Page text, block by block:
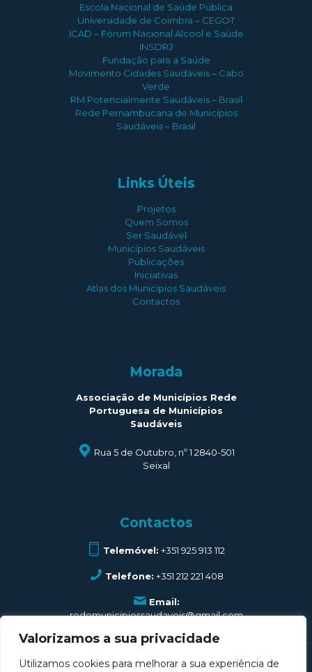
Valorizamos a sua privacidade
Utilizamos cookies para melhorar a sua experiência de
Escola Nacional de Saúde Pública
Universidade de Coimbra – CEGOT
ICAD – Fórum Nacional Alcool e Saúde
INSDRJ
Fundação para a Saúde
Movimento Cidades Saudáveis – Cabo
Verde
RM Potencialmente Saudáveis – Brasil
Rede Pernambucana de Municípios
Saudáveis – Brasil
Links Úteis
Projetos
Quem Somos
Ser Saudável
Municípios Saudáveis
Publicações
Iniciativas
Atlas dos Municípios Saudáveis
Contactos
Morada
Associação de Municípios Rede
Portuguesa de Municípios
Saudáveis
Rua 5 de Outubro, nº 1 2840-501
Seixal
Contactos
Telemóvel: +351 925 913 112
Telefone: +351 212 221 408
Email:
redemunicipiossaudaveis@gmail.com